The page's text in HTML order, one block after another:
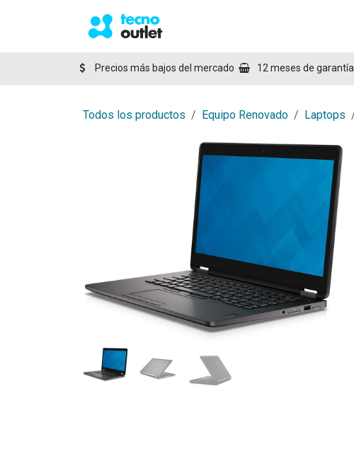
Precios más bajos del mercado 12 meses de garantía
Todos los productos Equipo Renovado Laptops